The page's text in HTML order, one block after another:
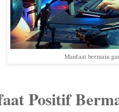
Manfaat bermain
Positif